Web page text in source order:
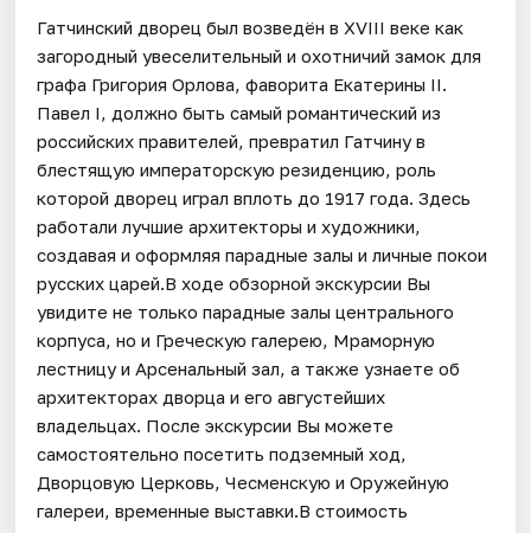
Гатчинский дворец был возведён в XVIII веке как
загородный увеселительный и охотничий замок для
графа Григория Орлова, фаворита Екатерины II.
Павел I, должно быть самый романтический из
российских правителей, превратил Гатчину в
блестящую императорскую резиденцию, роль
которой дворец играл вплоть до 1917 года. Здесь
работали лучшие архитекторы и художники,
создавая и оформляя парадные залы и личные покои
русских царей.В ходе обзорной экскурсии Вы
увидите не только парадные залы центрального
корпуса, но и Греческую галерею, Мраморную
лестницу и Арсенальный зал, а также узнаете об
архитекторах дворца и его августейших
владельцах. После экскурсии Вы можете
самостоятельно посетить подземный ход,
Дворцовую Церковь, Чесменскую и Оружейную
галереи, временные выставки.В стоимость